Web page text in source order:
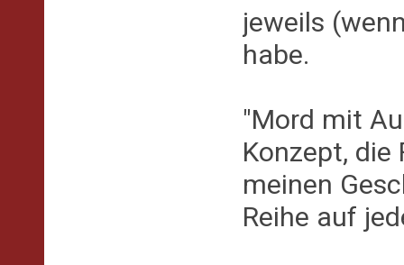
jeweils
habe.
"Mord mit
Konzept, die
meinen
Reihe auf